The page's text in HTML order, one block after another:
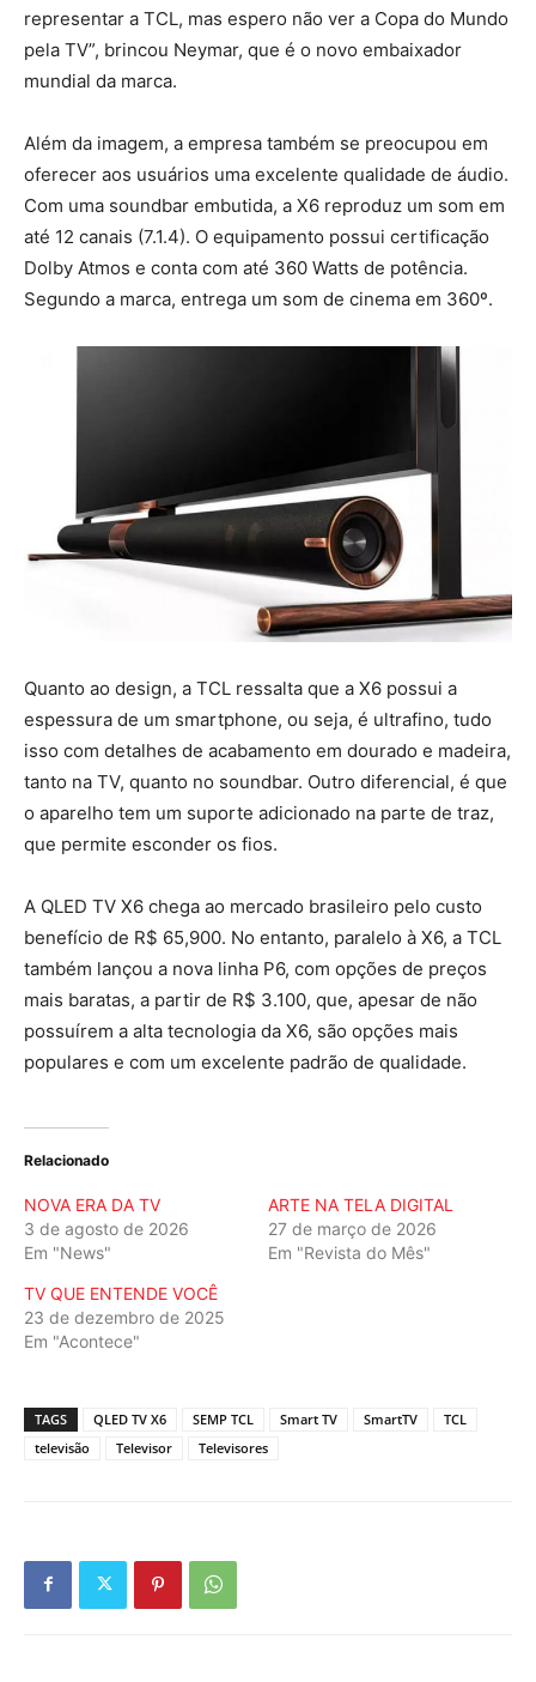
representar a TCL, mas espero não ver a Copa do Mundo
pela TV”, brincou Neymar, que é o novo embaixador
mundial da marca.
Além da imagem, a empresa também se preocupou em
oferecer aos usuários uma excelente qualidade de áudio.
Com uma soundbar embutida, a X6 reproduz um som em
até 12 canais (7.1.4). O equipamento possui certificação
Dolby Atmos e conta com até 360 Watts de potência.
Segundo a marca, entrega um som de cinema em 360º.
Quanto ao design, a TCL ressalta que a X6 possui a
espessura de um smartphone, ou seja, é ultrafino, tudo
isso com detalhes de acabamento em dourado e madeira,
tanto na TV, quanto no soundbar. Outro diferencial, é que
o aparelho tem um suporte adicionado na parte de traz,
que permite esconder os fios.
A QLED TV X6 chega ao mercado brasileiro pelo custo
benefício de R$ 65,900. No entanto, paralelo à X6, a TCL
também lançou a nova linha P6, com opções de preços
mais baratas, a partir de R$ 3.100, que, apesar de não
possuírem a alta tecnologia da X6, são opções mais
populares e com um excelente padrão de qualidade.
Relacionado
NOVA ERA DA TV
3 de agosto de 2026
Em "News"
ARTE NA TELA DIGITAL
27 de março de 2026
Em "Revista do Mês"
TV QUE ENTENDE VOCÊ
23 de dezembro de 2025
Em "Acontece"
TAGS QLED TV X6 SEMP TCL Smart TV SmartTV
TCL
televisão
Televisor Televisores